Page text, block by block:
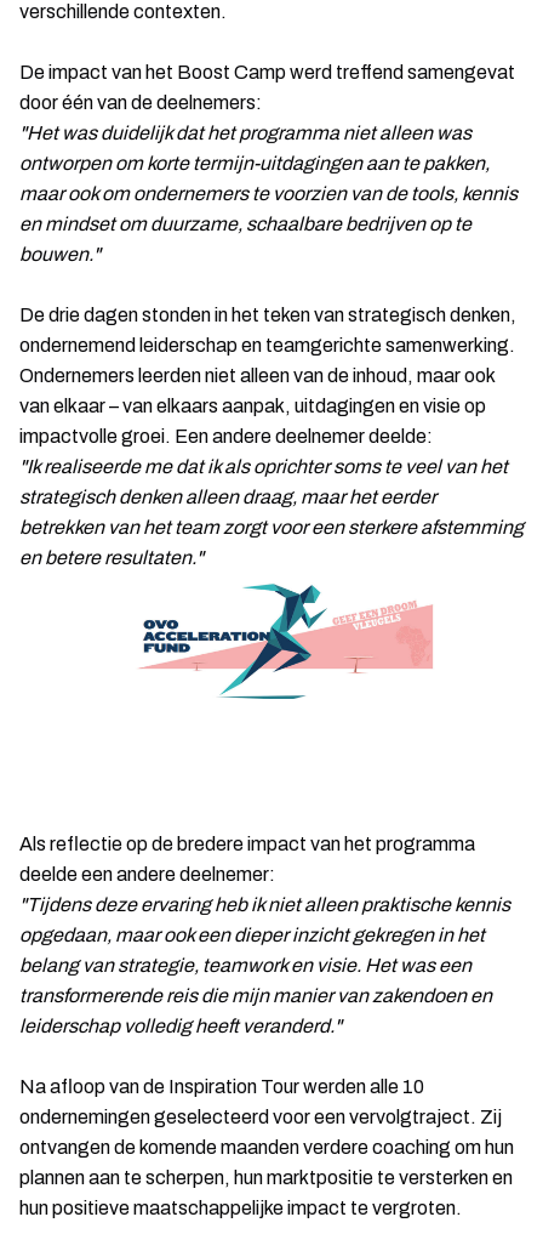
verschillende contexten.
De impact van het Boost Camp werd treffend samengevat
door één van de deelnemers:
"Het was duidelijk dat het programma niet alleen was
ontworpen om korte termijn-uitdagingen aan te pakken,
maar ook om ondernemers te voorzien van de tools, kennis
en mindset om duurzame, schaalbare bedrijven op te
bouwen."
De drie dagen stonden in het teken van strategisch denken,
ondernemend leiderschap en teamgerichte samenwerking.
Ondernemers leerden niet alleen van de inhoud, maar ook
van elkaar – van elkaars aanpak, uitdagingen en visie op
impactvolle groei. Een andere deelnemer deelde:
"Ik realiseerde me dat ik als oprichter soms te veel van het
strategisch denken alleen draag, maar het eerder
betrekken van het team zorgt voor een sterkere afstemming
en betere resultaten."
Als reflectie op de bredere impact van het programma
deelde een andere deelnemer:
"Tijdens deze ervaring heb ik niet alleen praktische kennis
opgedaan, maar ook een dieper inzicht gekregen in het
belang van strategie, teamwork en visie. Het was een
transformerende reis die mijn manier van zakendoen en
leiderschap volledig heeft veranderd."
Na afloop van de Inspiration Tour werden alle 10
ondernemingen geselecteerd voor een vervolgtraject. Zij
ontvangen de komende maanden verdere coaching om hun
plannen aan te scherpen, hun marktpositie te versterken en
hun positieve maatschappelijke impact te vergroten.